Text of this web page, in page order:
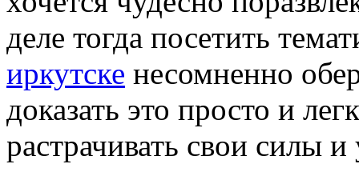
деле тогда посетить
иркутске несомненно
доказать это просто и
растрачивать свои силы